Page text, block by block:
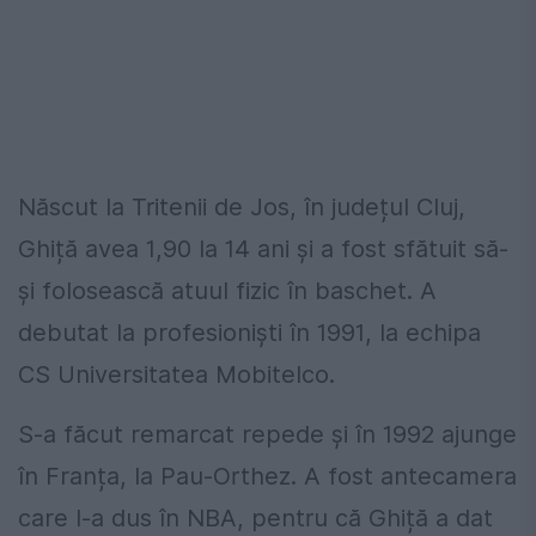
Născut la Tritenii de Jos, în județul Cluj,
Ghiță avea 1,90 la 14 ani și a fost sfătuit să-
și folosească atuul fizic în baschet. A
debutat la profesioniști în 1991, la echipa
CS Universitatea Mobitelco.
S-a făcut remarcat repede și în 1992 ajunge
în Franța, la Pau-Orthez. A fost antecamera
care l-a dus în NBA, pentru că Ghiță a dat